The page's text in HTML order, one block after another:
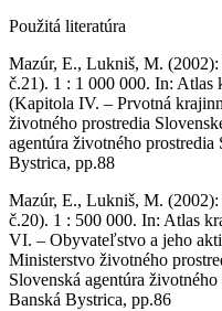
Použitá literatúra
Mazúr, E., Lukniš, M.
č.21). 1 : 1 000 000. In:
(Kapitola IV. – Prvotná
životného prostredia
agentúra životného
Bystrica, pp.88
Mazúr, E., Lukniš, M.
č.20). 1 : 500 000. In: Atlas
VI. – Obyvateľstvo a jeho
Ministerstvo životného
Slovenská agentúra
Banská Bystrica, pp.86